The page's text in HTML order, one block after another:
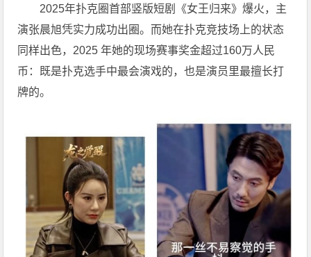
2025年扑克圈首部竖版短剧《女王归来》爆火，主
演张晨旭凭实力成功出圈。而她在扑克竞技场上的状态
同样出色，2025 年她的现场赛事奖金超过160万人民
币：既是扑克选手中最会演戏的，也是演员里最擅长打
牌的。